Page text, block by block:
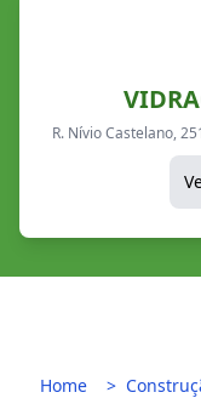
R. Nívio Castelano,
Home